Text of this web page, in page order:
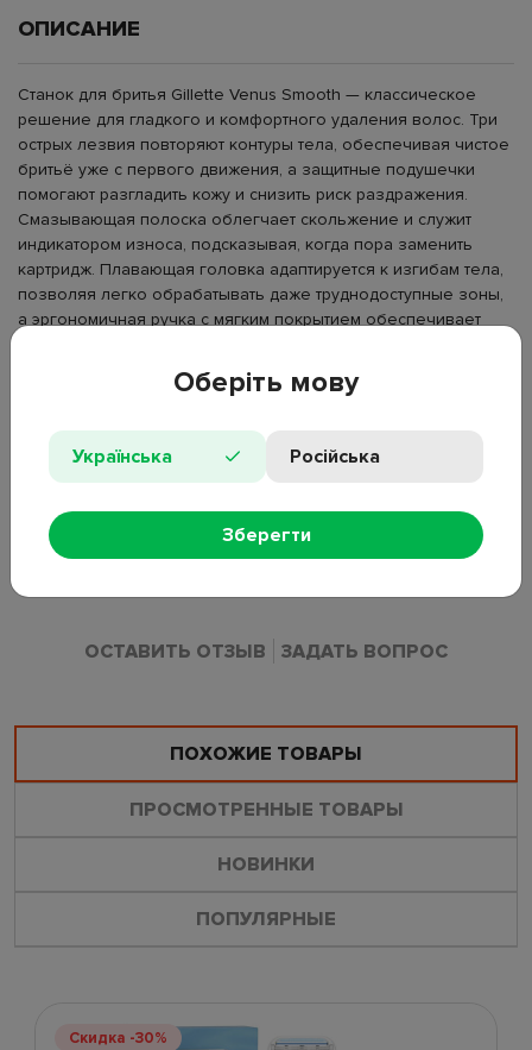
ОПИСАНИЕ
Станок для бритья Gillette Venus Smooth — классическое
решение для гладкого и комфортного удаления волос. Три
острых лезвия повторяют контуры тела, обеспечивая чистое
бритьё уже с первого движения, а защитные подушечки
помогают разгладить кожу и снизить риск раздражения.
Смазывающая полоска облегчает скольжение и служит
индикатором износа, подсказывая, когда пора заменить
картридж. Плавающая головка адаптируется к изгибам тела,
позволяя легко обрабатывать даже труднодоступные зоны,
а эргономичная ручка с мягким покрытием обеспечивает
Тип товара: станок для бритья;
Количество лезвий: 3;
Комплектация: ручка + 5 сменных картриджей;
индикатор, удобная ручка;
Совместимость: все кассеты Venus (кроме Simply Venus);
ОСТАВИТЬ ОТЗЫВ ЗАДАТЬ ВОПРОС
ПОХОЖИЕ ТОВАРЫ
ПРОСМОТРЕННЫЕ ТОВАРЫ
НОВИНКИ
ПОПУЛЯРНЫЕ
Скидка -30%
Оберіть мову
Українська Російська
Зберегти